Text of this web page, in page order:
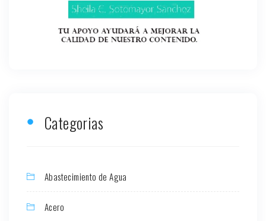
Categorias
Abastecimiento de Agua
Acero